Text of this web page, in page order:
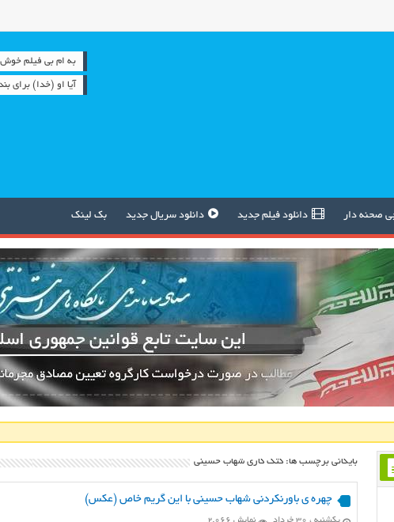
به ام بی فیلم خوش
آیا او (خدا) برای
صحنه دار دانلود فیلم جدید دانلود سریال جدید بک لینک
بایگانی برچسب ها: کتک کاری شهاب حسینی
چهره ی باورنکردنی شهاب حسینی با این گریم خاص (عکس)